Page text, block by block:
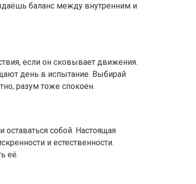
баланс между внутренним и
если он сковывает движения.
день в испытание. Выбирай
разум тоже спокоен.
собой. Настоящая
и естественности.
её.